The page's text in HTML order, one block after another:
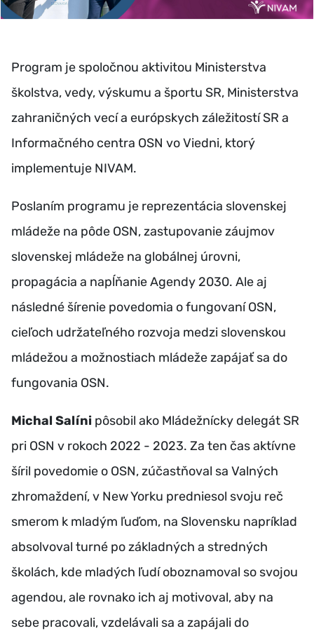
Program je spoločnou aktivitou Ministerstva
školstva, vedy, výskumu a športu SR, Ministerstva
zahraničných vecí a európskych záležitostí SR a
Informačného centra OSN vo Viedni, ktorý
implementuje NIVAM.
Poslaním programu je reprezentácia slovenskej
mládeže na pôde OSN, zastupovanie záujmov
slovenskej mládeže na globálnej úrovni,
propagácia a napĺňanie Agendy 2030. Ale aj
následné šírenie povedomia o fungovaní OSN,
cieľoch udržateľného rozvoja medzi slovenskou
mládežou a možnostiach mládeže zapájať sa do
fungovania OSN.
Michal Salíni pôsobil ako Mládežnícky delegát SR
pri OSN v rokoch 2022 - 2023. Za ten čas aktívne
šíril povedomie o OSN, zúčastňoval sa Valných
zhromaždení, v New Yorku predniesol svoju reč
smerom k mladým ľuďom, na Slovensku napríklad
absolvoval turné po základných a stredných
školách, kde mladých ľudí oboznamoval so svojou
agendou, ale rovnako ich aj motivoval, aby na
sebe pracovali, vzdelávali sa a zapájali do